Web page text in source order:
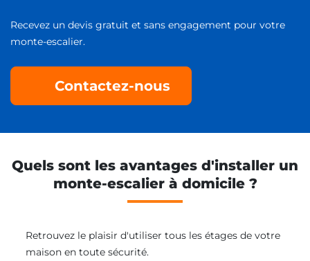
Recevez un devis gratuit et sans engagement pour votre
monte-escalier.
Contactez-nous
Quels sont les avantages d'installer un
monte-escalier à domicile ?
Retrouvez le plaisir d'utiliser tous les étages de votre
maison en toute sécurité.